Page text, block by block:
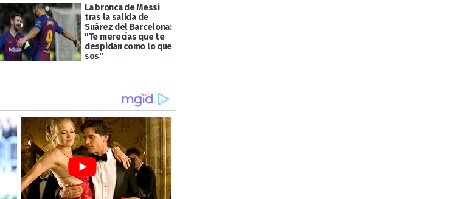
La bronca de Messi
tras la salida de
Suárez del Barcelona:
"Te merecías que te
despidan como lo que
sos"